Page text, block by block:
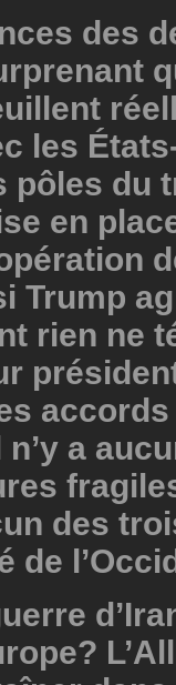
des
les
pôles du
en
Trump
rien ne
a
des
de